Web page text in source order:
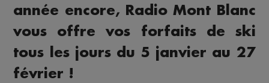
année encore, Radio Mont Blanc
vous offre vos forfaits de ski
tous les jours du 5 janvier au 27
février !